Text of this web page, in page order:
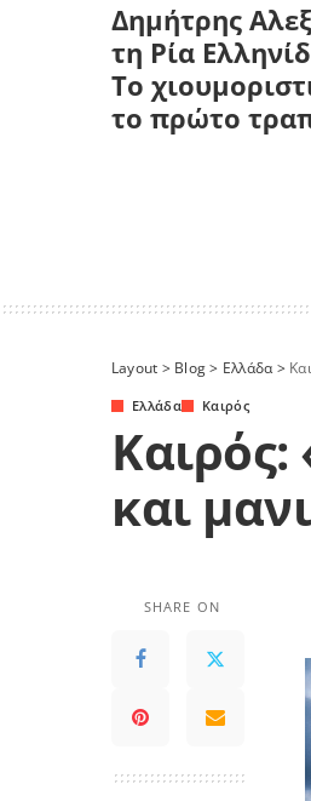
Δημήτρης
τη Ρία
Το
το πρώτο
Layout > Blog> Ελλάδα>
Ελλάδα Καιρός
και
SHARE ON